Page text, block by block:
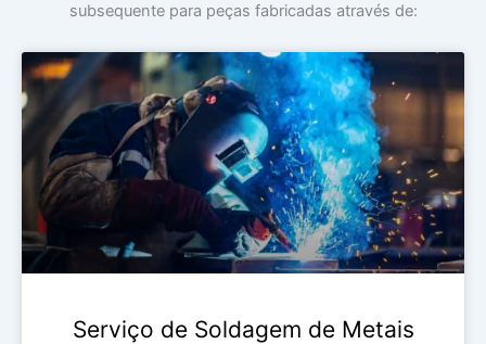
subsequente para peças fabricadas através de:
Serviço de Soldagem de Metais